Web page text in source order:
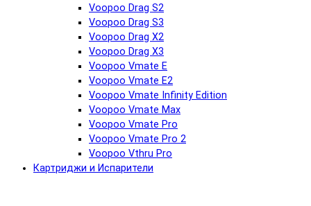
Voopoo Drag S2
Voopoo Drag S3
Voopoo Drag X2
Voopoo Drag X3
Voopoo Vmate E
Voopoo Vmate E2
Voopoo Vmate Infinity Edition
Voopoo Vmate Max
Voopoo Vmate Pro
Voopoo Vmate Pro 2
Voopoo Vthru Pro
Картриджи и Испарители